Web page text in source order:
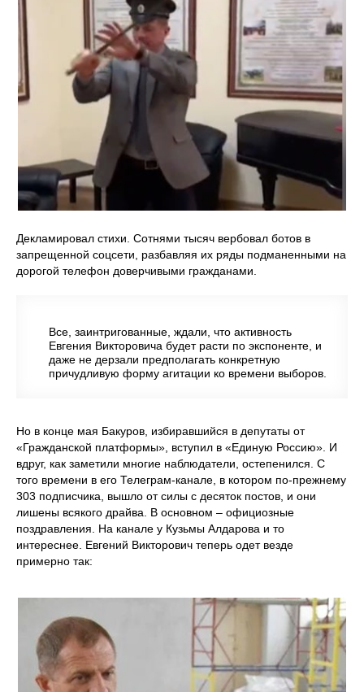
Декламировал стихи. Сотнями тысяч вербовал ботов в
запрещенной соцсети, разбавляя их ряды подманенными на
дорогой телефон доверчивыми гражданами.
Все, заинтригованные, ждали, что активность
Евгения Викторовича будет расти по экспоненте, и
даже не дерзали предполагать конкретную
причудливую форму агитации ко времени выборов.
Но в конце мая Бакуров, избиравшийся в депутаты от
«Гражданской платформы», вступил в «Единую Россию». И
вдруг, как заметили многие наблюдатели, остепенился. С
того времени в его Телеграм-канале, в котором по-прежнему
303 подписчика, вышло от силы с десяток постов, и они
лишены всякого драйва. В основном – официозные
поздравления. На канале у Кузьмы Алдарова и то
интереснее. Евгений Викторович теперь одет везде
примерно так: